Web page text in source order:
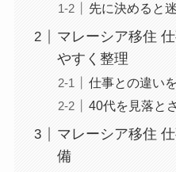
先に決めると
マレーシア移住
やすく整理
仕事との違い
40代を見落と
マレーシア移住
備